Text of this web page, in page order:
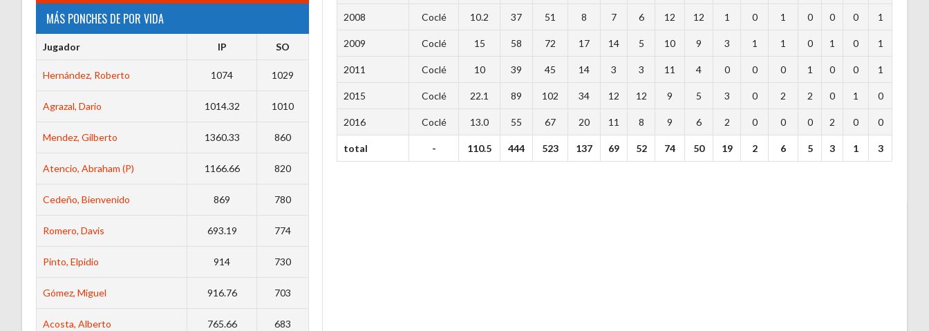
2008 Coclé 10.2 37 51 8 7 6 12 12 1 0 1 0 0 0 1
2009 Coclé 15 58 72 17 14 5 10 9 3 1 1 0 1 0 1
2011 Coclé 10 39 45 14 3 3 11 4 0 0 0 1 0 0 1
2015 Coclé 22.1 89 102 34 12 12 9 5 3 0 2 2 0 1 0
2016 Coclé 13.0 55 67 20 11 8 9 6 2 0 0 0 2 0 0
total - 110.5 444 523 137 69 52 74 50 19 2 6 5 3 1 3
MÁS PONCHES DE POR VIDA
Jugador IP SO
Hernández, Roberto 1074 1029
Agrazal, Dario 1014.32 1010
Mendez, Gilberto 1360.33 860
Atencio, Abraham (P) 1166.66 820
Cedeño, Bienvenido 869 780
Romero, Davis 693.19 774
Pinto, Elpidio 914 730
Gómez, Miguel 916.76 703
Acosta, Alberto 765.66 683